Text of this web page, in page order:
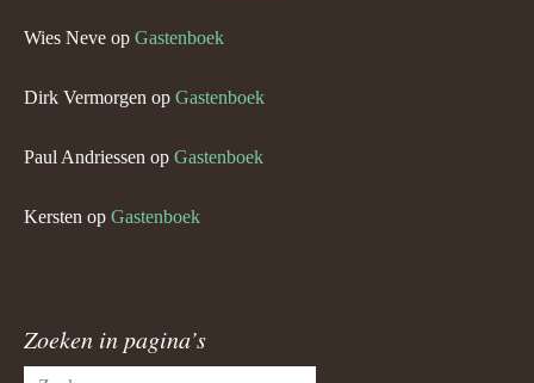
Wies Neve op Gastenboek
Dirk Vermorgen op Gastenboek
Paul Andriessen op Gastenboek
Kersten op Gastenboek
Zoeken in pagina’s
Zoeken